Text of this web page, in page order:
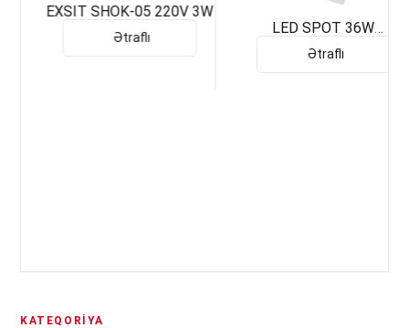
EXSIT SHOK-05 220V 3W
Ətraflı
LED SPOT 36W
UNIVERSAL KVADRAT
6500K AĞ
Ətraflı
KATEQORIYA